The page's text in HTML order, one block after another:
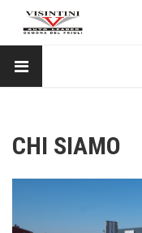
CHI SIAMO